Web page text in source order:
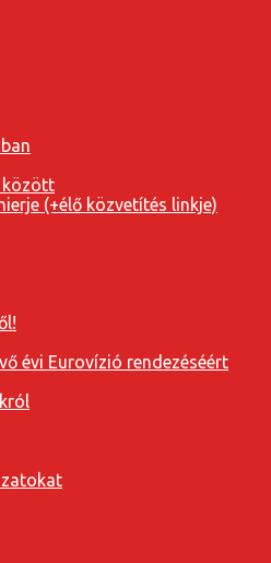
között
(+élő közvetítés linkje)
évi Eurovízió rendezéséért